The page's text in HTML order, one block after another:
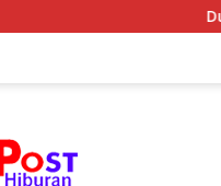
Dugaan